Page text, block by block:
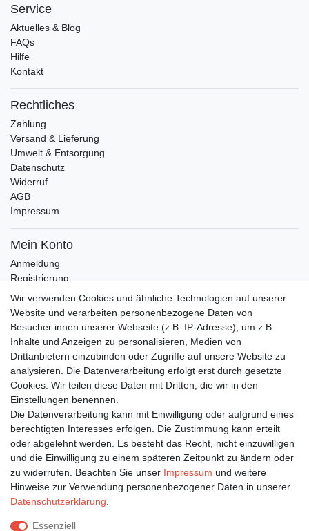
Service
Aktuelles & Blog
FAQs
Hilfe
Kontakt
Rechtliches
Zahlung
Versand & Lieferung
Umwelt & Entsorgung
Datenschutz
Widerruf
AGB
Impressum
Mein Konto
Anmeldung
Registrierung
Wunschliste
Warenkorb
Bleiben Sie auf dem Laufenden ...
E-MAIL **
Newsletter
Honig
Hiermit bestätige ich, dass ich die
Einwilligung kann ich jederzeit widerrufen.**
Abonnieren
** Hierbei handelt es sich um ein Pflichtfeld.
Wir verwenden Cookies und ähnliche Technologien auf unserer
Website und verarbeiten personenbezogene Daten von
Besucher:innen unserer Webseite (z.B. IP-Adresse), um z.B.
Inhalte und Anzeigen zu personalisieren, Medien von
Drittanbietern einzubinden oder Zugriffe auf unsere Website zu
analysieren. Die Datenverarbeitung erfolgt erst durch gesetzte
Cookies. Wir teilen diese Daten mit Dritten, die wir in den
Einstellungen benennen.
Die Datenverarbeitung kann mit Einwilligung oder aufgrund eines
berechtigten Interesses erfolgen. Die Zustimmung kann erteilt
oder abgelehnt werden. Es besteht das Recht, nicht einzuwilligen
und die Einwilligung zu einem späteren Zeitpunkt zu ändern oder
zu widerrufen. Beachten Sie unser Impressum und weitere
Hinweise zur Verwendung personenbezogener Daten in unserer
Daten­schutz­erklärung
Essenziell